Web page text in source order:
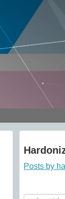
Posts by